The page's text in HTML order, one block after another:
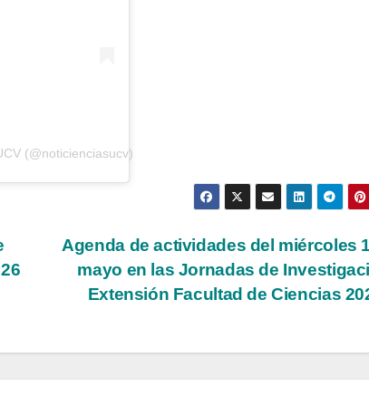
(@noticienciasucv)
Agenda de actividades del miércoles
mayo en las Jornadas de
Extensión Facultad de Ciencias